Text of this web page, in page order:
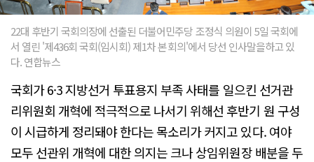
22대 후반기 국회의장에 선출된 더불어민주당 조정식 의원이 5일 국회에
서 열린 '제436회 국회(임시회) 제1차 본회의'에서 당선 인사말을하고 있
다. 연합뉴스
국회가 6·3 지방선거 투표용지 부족 사태를 일으킨 선거관
리위원회 개혁에 적극적으로 나서기 위해선 후반기 원 구성
이 시급하게 정리돼야 한다는 목소리가 커지고 있다. 여야
모두 선관위 개혁에 대한 의지는 크나 상임위원장 배분을 두